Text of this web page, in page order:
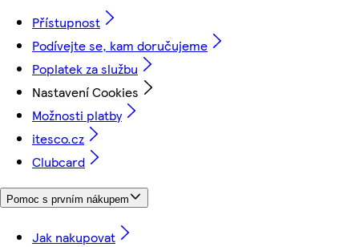
Přístupnost
Podívejte se, kam doručujeme
Poplatek za službu
Nastavení Cookies
Možnosti platby
itesco.cz
Clubcard
Pomoc s prvním nákupem
Jak nakupovat